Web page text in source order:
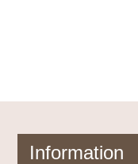
Information